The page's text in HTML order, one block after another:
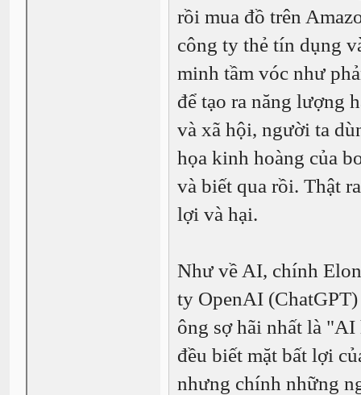
rồi mua đồ trên
công ty thẻ tín dụng
minh tầm vóc như
để tạo ra năng lượng
và xã hội, người ta
họa kinh hoàng của
và biết qua rồi. Thật
lợi và hại.
Như về AI, chính
ty OpenAI
ông sợ hãi nhất là
đều biết mặt bất lợi
nhưng chính những